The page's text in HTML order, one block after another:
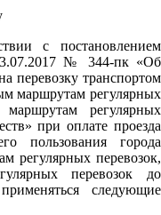
с постановлением
№ 344-пк «Об
перевозку транспортом
маршрутам регулярных
регулярных
при оплате проезда
пользования города
регулярных перевозок,
перевозок до
следующие